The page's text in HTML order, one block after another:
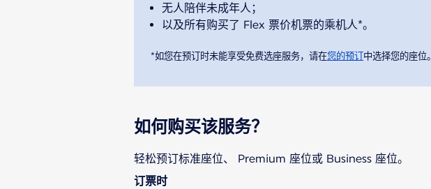
无人陪伴未成年人；
以及所有购买了 Flex 票价机票的乘机人*。
*如您在预订时未能享受免费选座服务，请在您的预订中选择您的座位。
如何购买该服务？
轻松预订标准座位、 Premium 座位或 Business 座位。
订票时